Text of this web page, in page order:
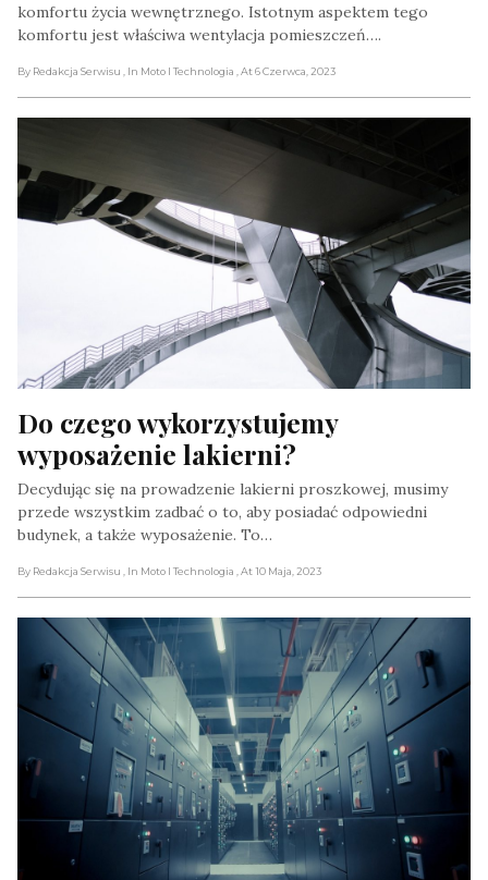
komfortu życia wewnętrznego. Istotnym aspektem tego
komfortu jest właściwa wentylacja pomieszczeń….
By Redakcja Serwisu , In Moto I Technologia , At 6 Czerwca, 2023
Do czego wykorzystujemy
wyposażenie lakierni?
Decydując się na prowadzenie lakierni proszkowej, musimy
przede wszystkim zadbać o to, aby posiadać odpowiedni
budynek, a także wyposażenie. To…
By Redakcja Serwisu , In Moto I Technologia , At 10 Maja, 2023